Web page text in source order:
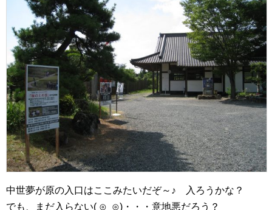
中世夢が原の入口はここみたいだぞ～♪ 入ろうかな？
でも、まだ入らない( ⊙‿⊙)・・・意地悪だろう？